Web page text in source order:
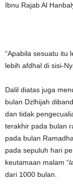
Ibnu Rajab Al
“Apabila sesuatu itu
lebih afdhal di sisi-
Dalil diatas juga
bulan Dzlhijah
dan tidak
terakhir pada bulan
pada bulan
pada sepuluh hari
keutamaan malam “
dari 1000 bulan.